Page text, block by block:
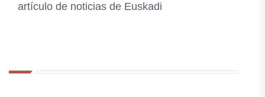
artículo de noticias de Euskadi